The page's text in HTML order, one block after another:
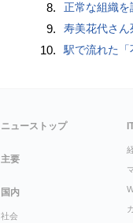
8. 正常な組織
9. 寿美花代さ
10. 駅で流れた「
ニューストップ
主要
国内
社会